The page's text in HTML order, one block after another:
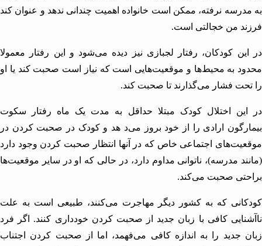
نرفته، ممکن است خانواده اهمیت چندانی ندهد و عنوان کند
من خجالتی است.
کودکان، رفتار لجبازی نیز دیده می‌شود و این رفتار معمولا
به محیط‌ها و موقعیت‌هایی است که نیاز است صحبت کند یا او
فشار می‌گذارند تا صحبت کند.
اختلال کودک مبتلا حداقل به مدت یک ماه رفتار سکوت
ارادی را از خود بروز می‌د هد و کودک در صحبت کردن در
اجتماعی خاص که در آنها انتظار صحبت کردن وجود دارد
مدرسه)، ناتوانی مداوم دارد، در حالی که او در سایر موقعیت‌ها
صحبت می‌کند.
که به کشور دیگر مهاجرت می‌کنند، طبیعی است به علت
کافی با زبان جدید از صحبت کردن خودداری کنند. اگر فرد
جدید را به اندازه کافی می‌فهمد، اما از صحبت کردن اجتناب